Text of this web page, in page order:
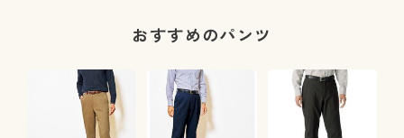
おすすめのパンツ